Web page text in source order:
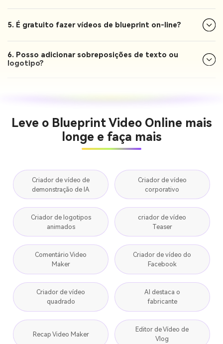
5. É gratuito fazer vídeos de blueprint on-line?
6. Posso adicionar sobreposições de texto ou
logotipo?
Leve o Blueprint Video Online mais
longe e faça mais
Criador de vídeo de
demonstração de IA
Criador de vídeo
corporativo
Criador de logotipos
animados
criador de vídeo
Teaser
Comentário Video
Maker
Criador de vídeo do
Facebook
Criador de vídeo
quadrado
AI destaca o
fabricante
Recap Video Maker
Editor de Vídeo de
Vlog